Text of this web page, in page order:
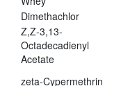
Dimethachlor
Z,Z-3,13-
Octadecadienyl
Acetate
zeta-Cypermethrin